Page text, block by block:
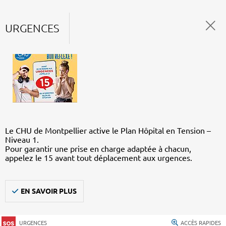
URGENCES
Le CHU de Montpellier active le Plan Hôpital en Tension –
Niveau 1.
Pour garantir une prise en charge adaptée à chacun,
appelez le 15 avant tout déplacement aux urgences.
EN SAVOIR PLUS
URGENCES ACCÈS RAPIDES